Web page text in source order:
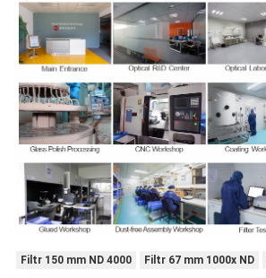
Filtr 150 mm ND 4000 Filtr 67 mm 1000x ND